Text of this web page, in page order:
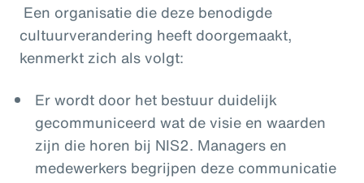
Een organisatie die deze benodigde
cultuurverandering heeft doorgemaakt,
kenmerkt zich als volgt:
Er wordt door het bestuur duidelijk
gecommuniceerd wat de visie en waarden
zijn die horen bij NIS2. Managers en
medewerkers begrijpen deze communicatie